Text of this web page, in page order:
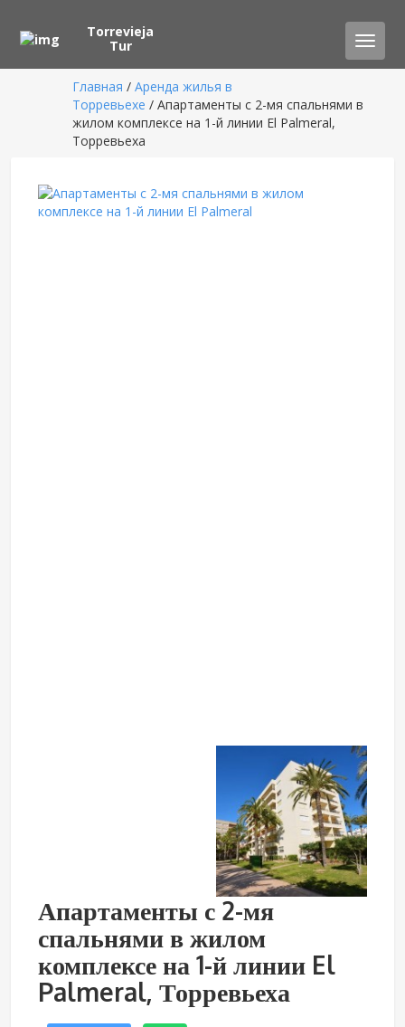
Toggle
Torrevieja
Tur
Главная / Аренда жилья в
Торревьехе / Апартаменты с 2-мя спальнями в
жилом комплексе на 1-й линии El Palmeral,
Торревьеха
Апартаменты с 2-мя
спальнями в жилом
комплексе на 1-й линии El
Palmeral, Торревьеха